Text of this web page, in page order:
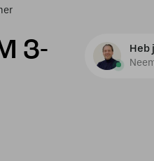
3-
Heb